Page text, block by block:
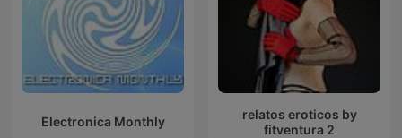
Electronica Monthly
relatos eroticos by
fitventura 2